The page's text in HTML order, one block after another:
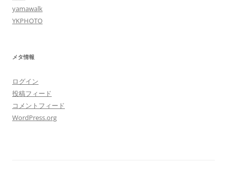
yamawalk
YKPHOTO
メタ情報
ログイン
投稿フィード
コメントフィード
WordPress.org